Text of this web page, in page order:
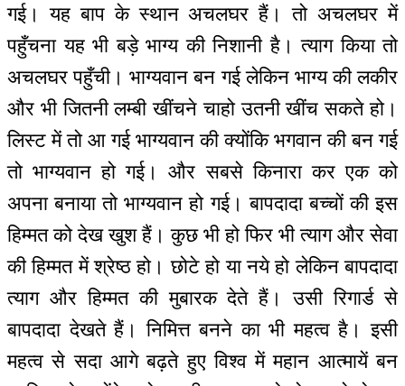
गई। यह बाप के स्थान अचलघर हैं। तो अचलघर में
पहुँचना यह भी बड़े भाग्य की निशानी है। त्याग किया तो
अचलघर पहुँची। भाग्यवान बन गई लेकिन भाग्य की लकीर
और भी जितनी लम्बी खींचने चाहो उतनी खींच सकते हो।
लिस्ट में तो आ गई भाग्यवान की क्योंकि भगवान की बन गई
तो भाग्यवान हो गई। और सबसे किनारा कर एक को
अपना बनाया तो भाग्यवान हो गई। बापदादा बच्चों की इस
हिम्मत को देख खुश हैं। कुछ भी हो फिर भी त्याग और सेवा
की हिम्मत में श्रेष्ठ हो। छोटे हो या नये हो लेकिन बापदादा
त्याग और हिम्मत की मुबारक देते हैं। उसी रिगार्ड से
बापदादा देखते हैं। निमित्त बनने का भी महत्व है। इसी
महत्व से सदा आगे बढ़ते हुए विश्व में महान आत्मायें बन